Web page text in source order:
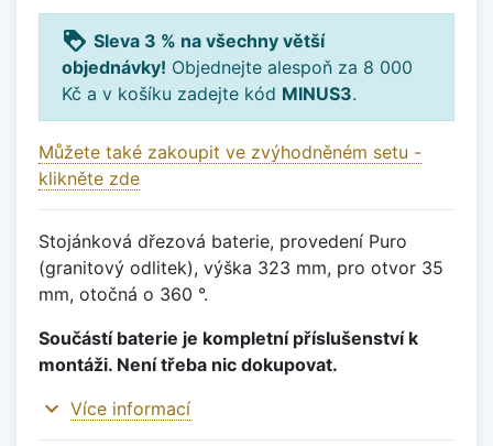
loyalty Sleva 3 % na všechny větší
objednávky! Objednejte alespoň za 8 000
Kč a v košíku zadejte kód MINUS3.
Můžete také zakoupit ve zvýhodněném setu -
klikněte zde
Stojánková dřezová baterie, provedení Puro
(granitový odlitek), výška 323 mm, pro otvor 35
mm, otočná o 360 °.
Součástí baterie je kompletní příslušenství k
montáži. Není třeba nic dokupovat.
expand_more Více informací